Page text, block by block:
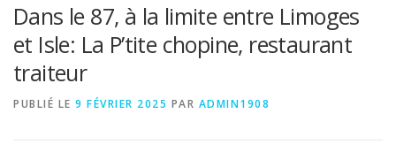
DES IMAGES DES SPECTACLES DES OPINIONS
DES BONS PLANS
Dans le 87, à la limite entre Limoges
et Isle: La P’tite chopine, restaurant
traiteur
PUBLIÉ LE 9 FÉVRIER 2025 PAR ADMIN1908